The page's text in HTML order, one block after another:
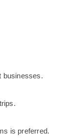
businesses.
is preferred.